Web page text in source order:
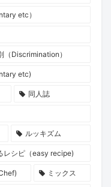
etc）
（Discrimination）
etc)
同人誌
ルッキズム
レシピ（easy recipe)
ミックス